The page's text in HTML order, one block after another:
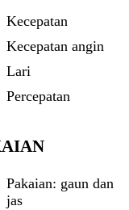
Kecepatan
Kecepatan angin
Lari
Percepatan
Pakaian: gaun dan
jas